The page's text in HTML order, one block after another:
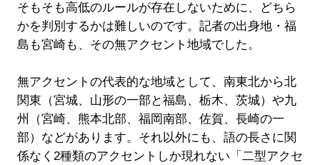
そもそも高低のルールが存在しないために、どちら
かを判別するかは難しいのです。記者の出身地・福
島も宮崎も、その無アクセント地域でした。
無アクセントの代表的な地域として、南東北から北
関東（宮城、山形の一部と福島、栃木、茨城）や九
州（宮崎、熊本北部、福岡南部、佐賀、長崎の一
部）などがあります。それ以外にも、語の長さに関
係なく2種類のアクセントしか現れない「二型アクセ